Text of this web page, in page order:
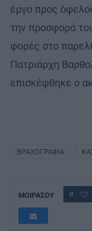
έργο προς
την προσφορά
φορές στο
Πατριάρχη
επισκέφθηκε ο
ΒΡΑΧΟΓΡΑΦΊΑ
ΜΟΙΡΑΣΟΥ 0